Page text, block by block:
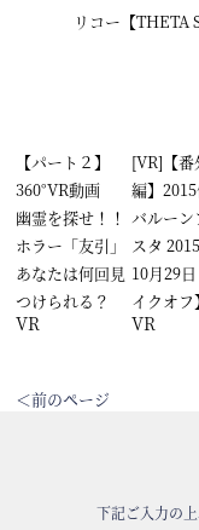
リコー【THETA
【パート２】
360°VR動画
幽霊を探せ！！
ホラー「友引」
あなたは何回見
つけられる？
VR
[VR]【番
編】
バルーン
スタ
10月29
イクオフ】
VR
＜前のページ
下記ご入力の